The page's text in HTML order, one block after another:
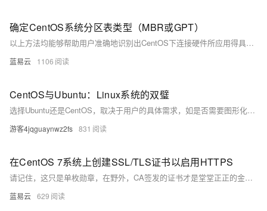
确定CentOS系统分区表类型（MBR或GPT）
以上方法均能够帮助用户准确地识别出CentOS下连接硬件所应用得具体磁盘标准，并根据实际需求做进一步处理与管理工作。
蓝易云 1106
CentOS与Ubuntu：Linux系统的双璧
选择Ubuntu还是CentOS，取决于用户的具体需求，如是否需要图形化界面、对稳定性的要求、软件包管理的偏好以及对商业支持的需求等。两者都是优秀的Linux发行版，只是在设计理念和目标用户群体上有所不同。#深度好文计划#
游客4jqguaynwz2fs 831
在CentOS 7系统上创建SSL/TLS证书以启用HTTPS
请记住，这只是单枚勋章，在野外，CA签发的证书才是堂堂正正的金盾牌。如果您打算让这个小兵走得更远，考虑一下像Let's Encrypt这样的免费CA服务，它会给您的小兵颁发一个大家都认可的荣誉勋章。而且，千万不要忘了定期更新您的装备哦，毕竟，没有哪件盔甲是永远坚不可摧的。
蓝易云 629